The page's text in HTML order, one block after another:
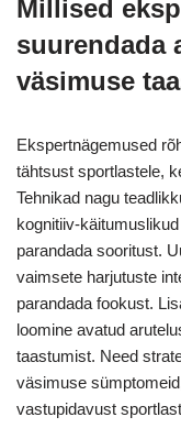
Millised
suurendada
väsimuse
Ekspertnägemused
tähtsust sportlastele,
Tehnikad nagu
kognitiiv-
parandada sooritust.
vaimsete harjutuste
parandada fookust.
loomine avatud
taastumist. Need
väsimuse
vastupidavust